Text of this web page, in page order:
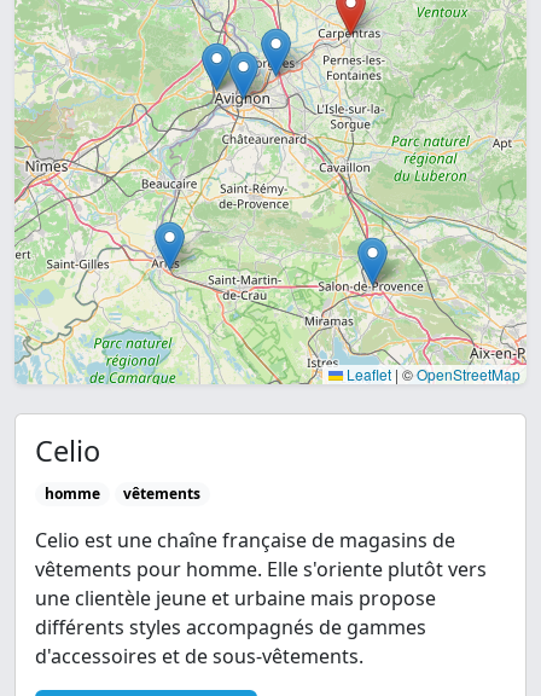
Leaflet | ©OpenStreetMap
Celio
homme vêtements
Celio est une chaîne française de magasins de
vêtements pour homme. Elle s'oriente plutôt vers
une clientèle jeune et urbaine mais propose
différents styles accompagnés de gammes
d'accessoires et de sous-vêtements.